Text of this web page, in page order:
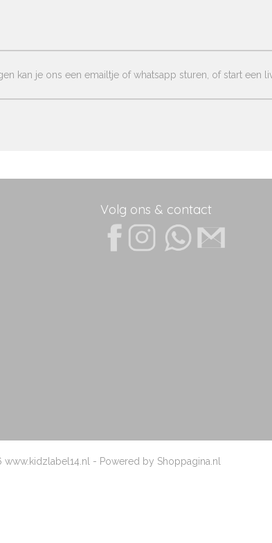
kan je ons een emailtje of whatsapp sturen, of start een
Volg ons & contact
- Powered by Shoppagina.nl